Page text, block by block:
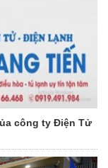
công ty Điện Tử